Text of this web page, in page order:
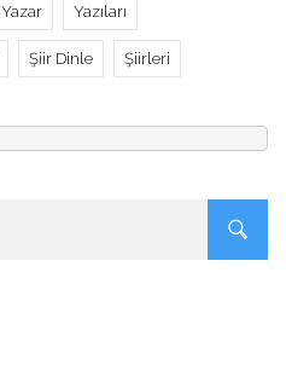
Yazar Yazıları
Şiir Dinle Şiirleri